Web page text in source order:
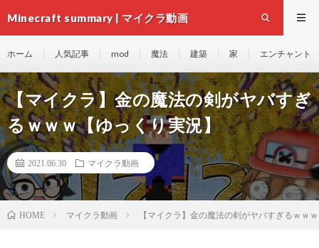
Minecraft summary | マイクラ動画
ホーム 人気記事 mod 魔法 建築 家 エンチャント
【マイクラ】金の魔法の剣がヤバすぎ
るｗｗｗ【ゆっくり実況】
2021.06.30 マイクラ動画
HOME マイクラ動画 【マイクラ】金の魔法の剣がヤバすぎるｗｗ